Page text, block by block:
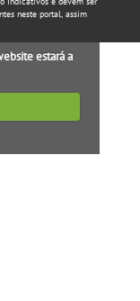
neste portal, assim
estará a